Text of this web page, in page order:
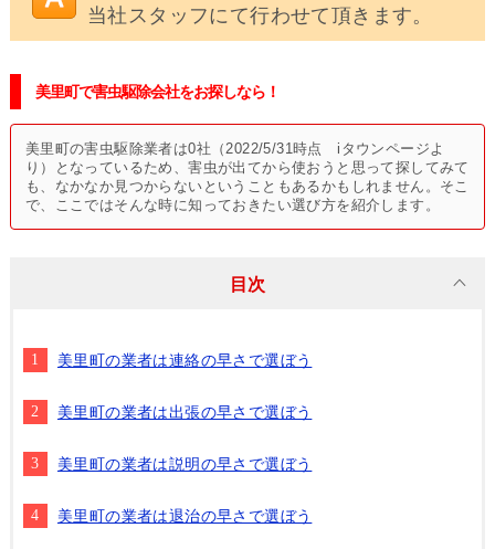
当社スタッフにて行わせて頂きます。
美里町で害虫駆除会社をお探しなら！
美里町の害虫駆除業者は0社（2022/5/31時点 iタウンページよ
り）となっているため、害虫が出てから使おうと思って探してみて
も、なかなか見つからないということもあるかもしれません。そこ
で、ここではそんな時に知っておきたい選び方を紹介します。
目次
美里町の業者は連絡の早さで選ぼう
美里町の業者は出張の早さで選ぼう
美里町の業者は説明の早さで選ぼう
美里町の業者は退治の早さで選ぼう